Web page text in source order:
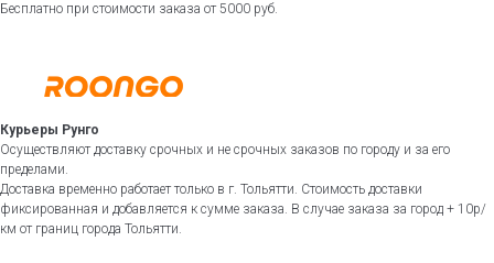
Бесплатно при стоимости заказа от 5000 руб.
Курьеры Рунго
Осуществляют доставку срочных и не срочных заказов по городу и за его
пределами.
Доставка временно работает только в г. Тольятти. Стоимость доставки
фиксированная и добавляется к сумме заказа. В случае заказа за город + 10р/
км от границ города Тольятти.